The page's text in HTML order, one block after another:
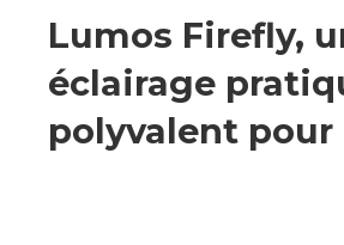
Lumos Firefly,
éclairage
polyvalent pour